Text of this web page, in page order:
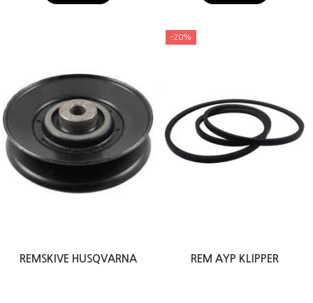
REMSKIVE HUSQVARNA
-20%
REM AYP KLIPPER